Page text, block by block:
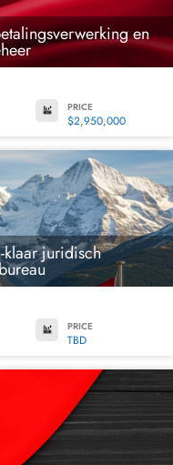
en
PRICE
$2,950,000
klaar juridisch
PRICE
TBD